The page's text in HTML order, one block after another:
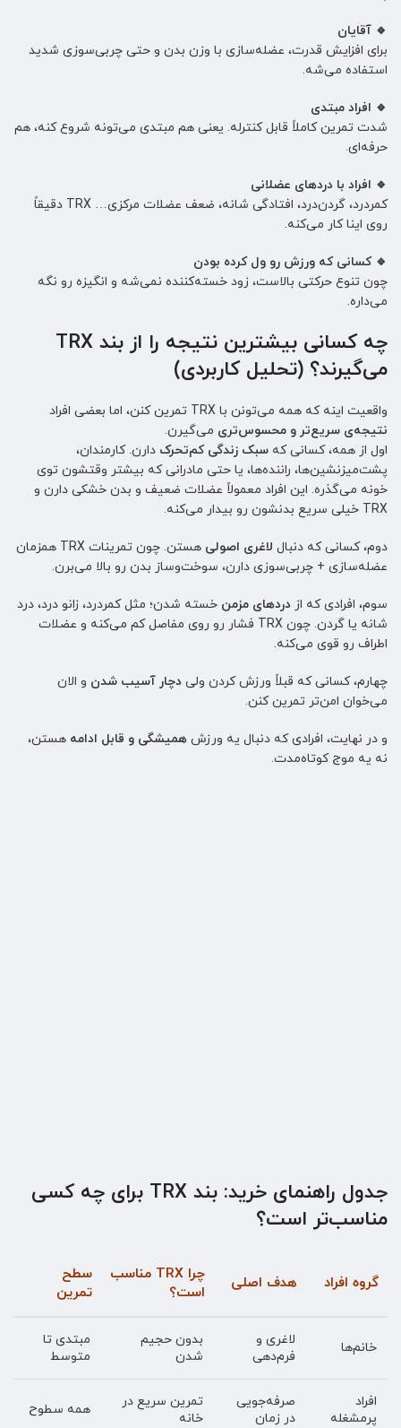
🔹 آقایان
برای افزایش قدرت، عضله‌سازی با وزن بدن و حتی چربی‌سوزی شدید
استفاده می‌شه.
🔹 افراد مبتدی
شدت تمرین کاملاً قابل کنترله. یعنی هم مبتدی می‌تونه شروع کنه، هم
حرفه‌ای.
🔹 افراد با دردهای عضلانی
کمردرد، گردن‌درد، افتادگی شانه، ضعف عضلات مرکزی… TRX دقیقاً
روی اینا کار می‌کنه.
🔹 کسانی که ورزش رو ول کرده بودن
چون تنوع حرکتی بالاست، زود خسته‌کننده نمی‌شه و انگیزه رو نگه
می‌داره.
چه کسانی بیشترین نتیجه را از بند TRX
می‌گیرند؟ (تحلیل کاربردی)
واقعیت اینه که همه می‌تونن با TRX تمرین کنن، اما بعضی افراد
نتیجه‌ی سریع‌تر و محسوس‌تری می‌گیرن.
اول از همه، کسانی که سبک زندگی کم‌تحرک دارن. کارمندان،
پشت‌میزنشین‌ها، راننده‌ها، یا حتی مادرانی که بیشتر وقتشون توی
خونه می‌گذره. این افراد معمولاً عضلات ضعیف و بدن خشکی دارن و
TRX خیلی سریع بدنشون رو بیدار می‌کنه.
دوم، کسانی که دنبال لاغری اصولی
هستن. چون تمرینات TRX همزمان
عضله‌سازی + چربی‌سوزی دارن، سوخت‌وساز بدن رو بالا می‌برن.
سوم، افرادی که از دردهای مزمن خسته شدن؛ مثل کمردرد، زانو درد، درد
شانه یا گردن. چون TRX فشار رو روی مفاصل کم می‌کنه و عضلات
اطراف رو قوی می‌کنه.
چهارم، کسانی که قبلاً ورزش کردن ولی دچار آسیب شدن و الان
می‌خوان امن‌تر تمرین کنن.
و در نهایت، افرادی که دنبال یه ورزش همیشگی و قابل ادامه هستن،
نه یه موج کوتاه‌مدت.
جدول راهنمای خرید: بند TRX برای چه کسی
مناسب‌تر است؟
گروه افراد هدف اصلی
چرا TRX مناسب
است؟
سطح
تمرین
خانم‌ها
لاغری و
فرم‌دهی
بدون حجیم
شدن
مبتدی تا
متوسط
افراد
پرمشغله
صرفه‌جویی
در زمان
تمرین سریع در
خانه
همه سطوح